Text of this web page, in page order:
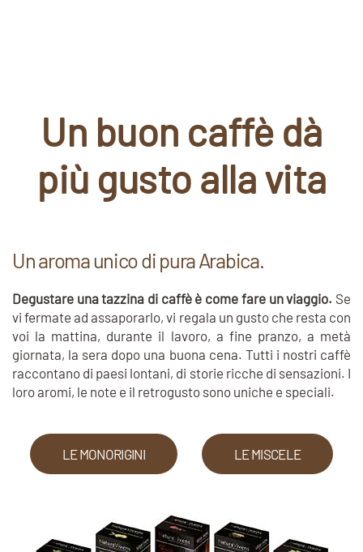
Un buon caffè dà
più gusto alla vita
Un aroma unico di pura Arabica.
Degustare una tazzina di caffè è come fare un viaggio. Se
vi fermate ad assaporarlo, vi regala un gusto che resta con
voi la mattina, durante il lavoro, a fine pranzo, a metà
giornata, la sera dopo una buona cena. Tutti i nostri caffè
raccontano di paesi lontani, di storie ricche di sensazioni. I
loro aromi, le note e il retrogusto sono uniche e speciali.
LE MONORIGINI LE MISCELE